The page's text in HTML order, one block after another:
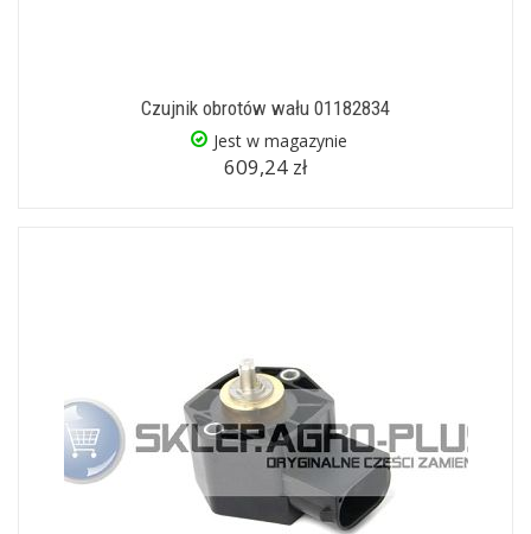
Czujnik obrotów wału 01182834
Jest w magazynie
609,24 zł